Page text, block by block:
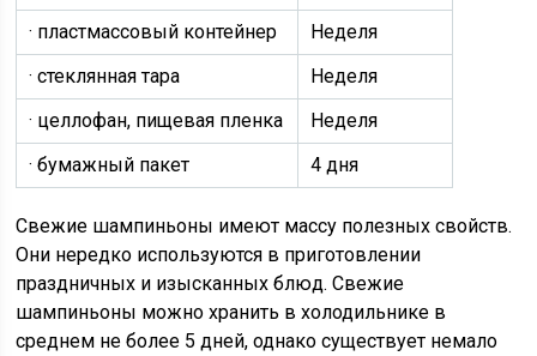
· пластмассовый контейнер
Неделя
· стеклянная тара
Неделя
· целлофан, пищевая пленка
Неделя
· бумажный пакет
4 дня
Свежие шампиньоны имеют массу полезных свойств.
Они нередко используются в приготовлении
праздничных и изысканных блюд. Свежие
шампиньоны можно хранить в холодильнике в
среднем не более 5 дней, однако существует немало